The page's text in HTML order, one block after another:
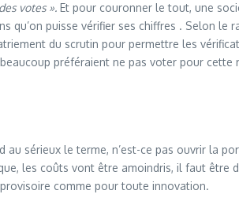
votes ». Et pour couronner le tout, une
puisse vérifier ses chiffres . Selon le
du scrutin pour permettre les
préféraient ne pas voter pour cette
au sérieux le terme, n’est-ce pas ouvrir la
les coûts vont être amoindris, il faut être
comme pour toute innovation.